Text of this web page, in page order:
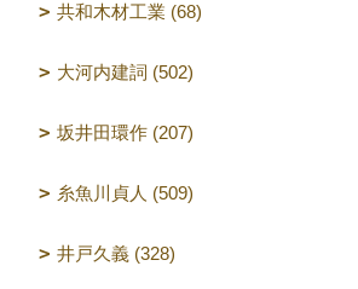
共和木材工業 (68)
大河内建詞 (502)
坂井田環作 (207)
糸魚川貞人 (509)
井戸久義 (328)